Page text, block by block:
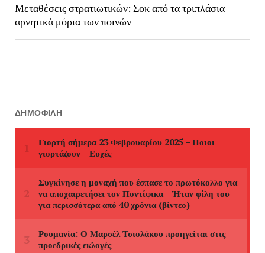
Μεταθέσεις στρατιωτικών: Σοκ από τα τριπλάσια
αρνητικά μόρια των ποινών
ΔΗΜΟΦΙΛΉ